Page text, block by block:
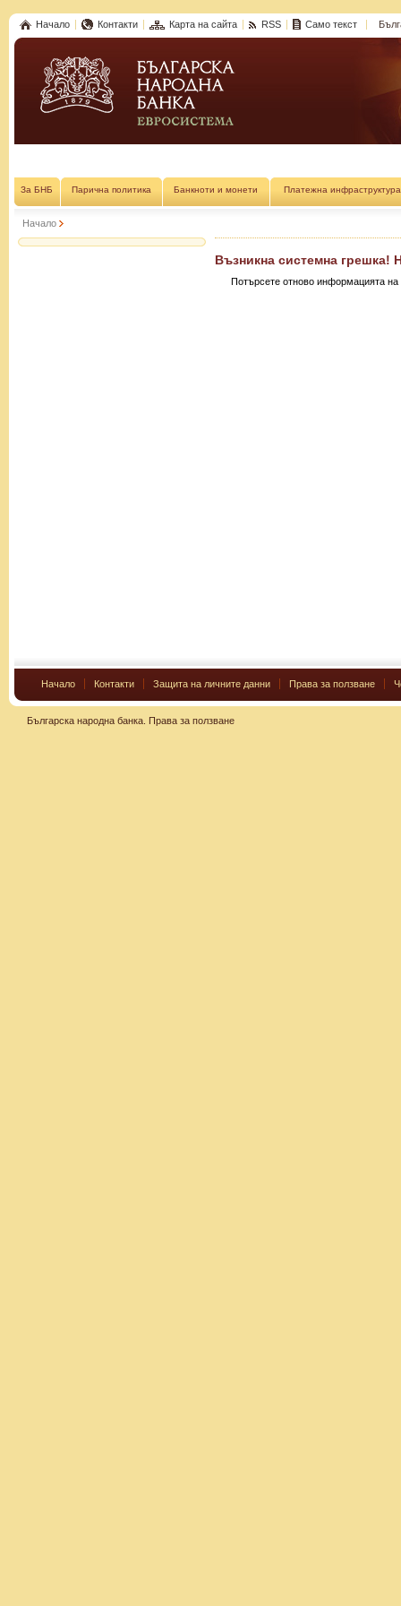
Начало Контакти Карта на сайта RSS Само текст
За БНБ Парична политика Банкноти и монети Платежна инфраструктура
Начало
Възникна системна грешка!
Потърсете отново информацията на
Начало Контакти Защита на личните данни Права за ползване
Българска народна банка. Права за ползване